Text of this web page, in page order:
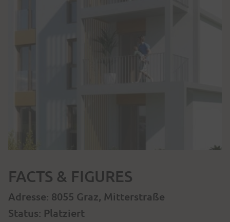
FACTS & FIGURES
Adresse: 8055 Graz, Mitterstraße
Status: Platziert